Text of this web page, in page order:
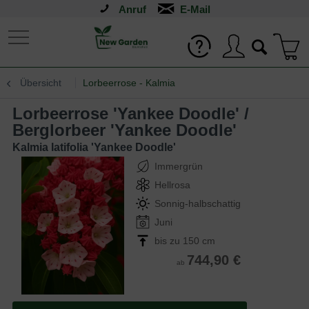
Anruf
Übersicht Lorbeerrose - Kalmia
Lorbeerrose 'Yankee Doodle' /
Berglorbeer 'Yankee Doodle'
Kalmia latifolia 'Yankee Doodle'
Immergrün
Hellrosa
Sonnig-halbschattig
Juni
bis zu 150 cm
ab 744,90 €